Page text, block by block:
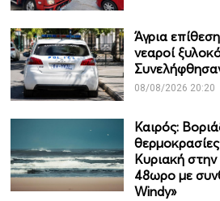
Άγρια
νεαροί
08/08/2026 20:20
Καιρός:
Κυριακή
48ωρο με
Windy»